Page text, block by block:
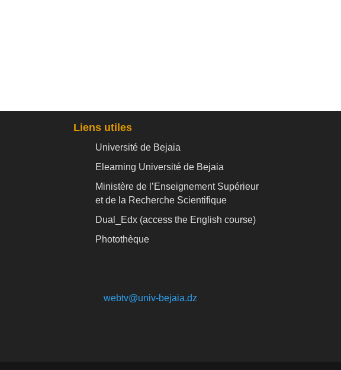
Liens utiles
Université de Bejaia
Elearning Université de Bejaia
Ministère de l’Enseignement Supérieur
et de la Recherche Scientifique
Dual_Edx (access the English course)
Photothèque
webtv@univ-bejaia.dz